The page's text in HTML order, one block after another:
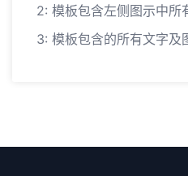
2: 模板包含左侧图示中所
3: 模板包含的所有文字及